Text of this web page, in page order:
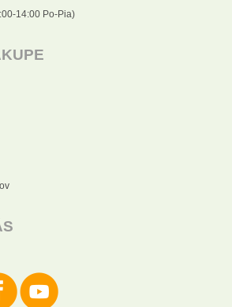
14:00 Po-Pia)